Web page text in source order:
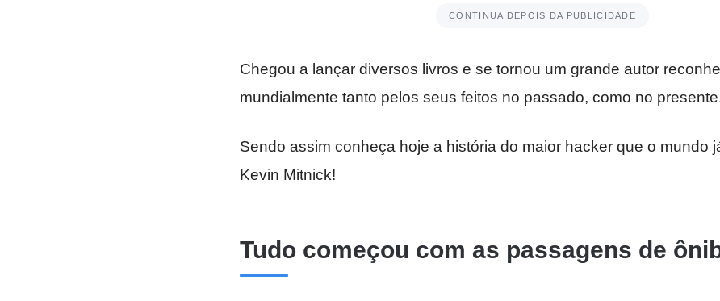
CONTINUA DEPOIS DA PUBLICIDADE
Chegou a lançar diversos livros e se tornou um grande autor
mundialmente tanto pelos seus feitos no passado, como no
Sendo assim conheça hoje a história do maior hacker que o mundo
Kevin Mitnick!
Tudo começou com as passagens de